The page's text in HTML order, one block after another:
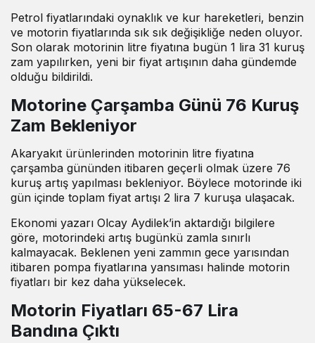
Petrol fiyatlarındaki oynaklık ve kur hareketleri, benzin
ve motorin fiyatlarında sık sık değişikliğe neden oluyor.
Son olarak motorinin litre fiyatına bugün 1 lira 31 kuruş
zam yapılırken, yeni bir fiyat artışının daha gündemde
olduğu bildirildi.
Motorine Çarşamba Günü 76 Kuruş
Zam Bekleniyor
Akaryakıt ürünlerinden motorinin litre fiyatına
çarşamba gününden itibaren geçerli olmak üzere 76
kuruş artış yapılması bekleniyor. Böylece motorinde iki
gün içinde toplam fiyat artışı 2 lira 7 kuruşa ulaşacak.
Ekonomi yazarı Olcay Aydilek’in aktardığı bilgilere
göre, motorindeki artış bugünkü zamla sınırlı
kalmayacak. Beklenen yeni zammın gece yarısından
itibaren pompa fiyatlarına yansıması halinde motorin
fiyatları bir kez daha yükselecek.
Motorin Fiyatları 65-67 Lira
Bandına Çıktı